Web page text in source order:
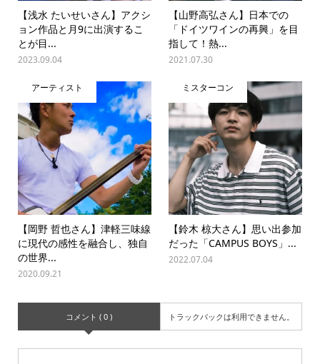
【浅水 たいせいさん】アクシ
ョン作品と月9に出演するこ
とが目...
2023.09.04
【山野高弘さん】日本での
「ドイツワインの再興」を目
指して！熱...
2021.07.30
アーティスト
【岡野 哲也さん】津軽三味線
に現代の感性を融合し、独自
の世界...
2020.09.21
ミスターコン
【鈴木 椋大さん】思い出参加
だった「CAMPUS BOYS」...
2022.07.04
コメント ( 0 ) トラックバックは利用できません。